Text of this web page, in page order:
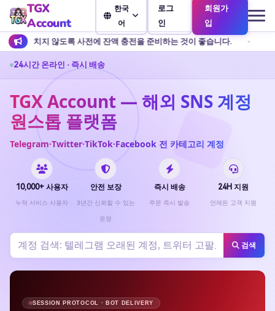
TGX
Account
한국
어
로그
인
회원가
입
액 충전을 준비하는 것이 좋습니다. 고객 서비스에서는 개인 송금
24시간 온라인 · 즉시 배송
TGX Account — 해외 SNS 계정
원스톱 플랫폼
Telegram·Twitter·TikTok·Facebook 전 카테고리 계정
10,000+ 사용자
누적 서비스 사용자
안전 보장
3년간 신뢰할 수 있는
운영
즉시 배송
주문 즉시 발송
24H 지원
언제든 고객 지원
검색
SESSION PROTOCOL · BOT DELIVERY